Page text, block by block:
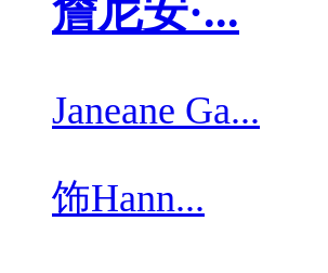
詹尼安·...
Janeane Ga...
饰Hann...